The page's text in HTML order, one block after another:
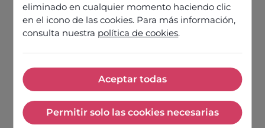
eliminado en cualquier momento haciendo clic
en el icono de las cookies. Para más información,
consulta nuestra política de cookies.
Aceptar todas
Permitir solo las cookies necesarias
Permitir solo las cookies
GUIDES ET CONSEILS
Faites de l’identité vocale de votre
marque un atout stratégique de
votre relation client